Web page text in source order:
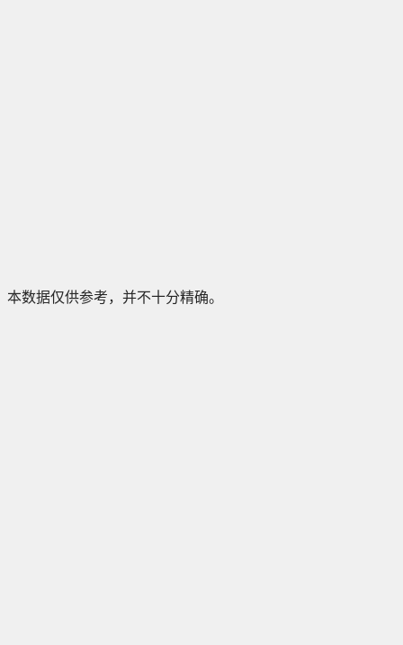
本数据仅供参考，并不十分精确。